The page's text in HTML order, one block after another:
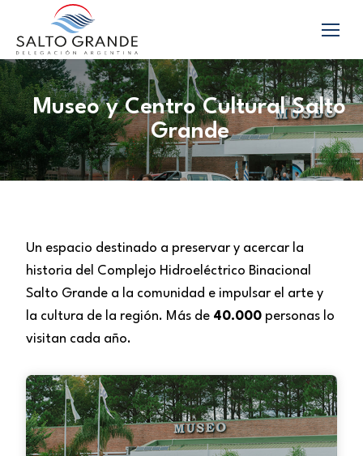
Museo y Centro Cultural Salto
Grande
Un espacio destinado a preservar y acercar la
historia del Complejo Hidroeléctrico Binacional
Salto Grande a la comunidad e impulsar el arte y
la cultura de la región. Más de 40.000 personas lo
visitan cada año.